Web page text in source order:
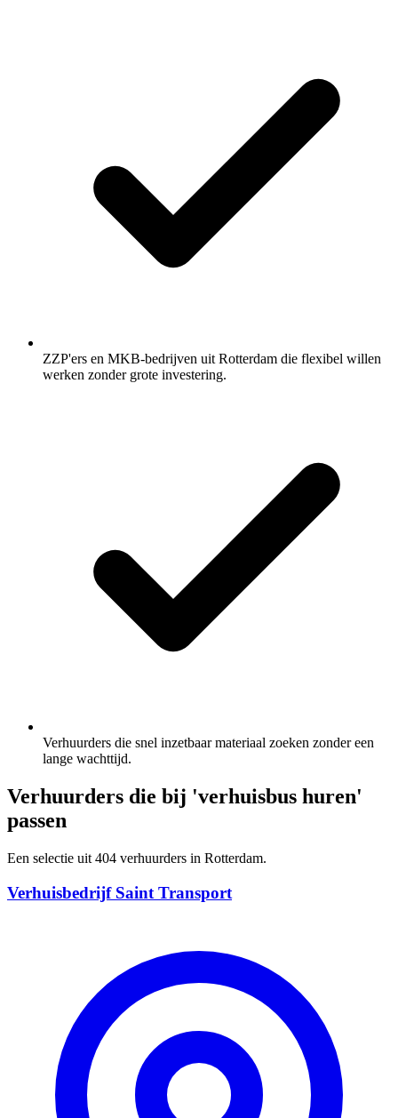
ZZP'ers en MKB-bedrijven uit Rotterdam die flexibel willen
werken zonder grote investering.
Verhuurders die snel inzetbaar materiaal zoeken zonder een
lange wachttijd.
Verhuurders die bij 'verhuisbus huren'
passen
Een selectie uit 404 verhuurders in Rotterdam.
Verhuisbedrijf Saint Transport